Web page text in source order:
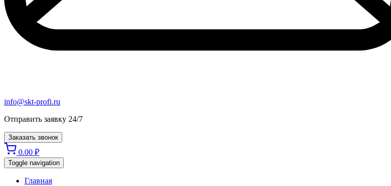
info@skt-profi.ru
Отправить заявку 24/7
Заказать звонок
0.00 ₽
Toggle navigation
Главная